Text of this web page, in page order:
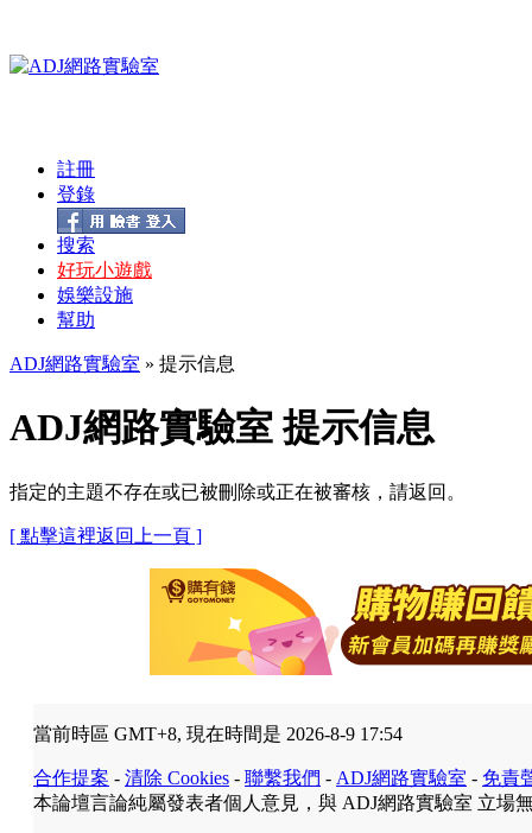
註冊
登錄
搜索
好玩小遊戲
娛樂設施
幫助
ADJ網路實驗室 » 提示信息
ADJ網路實驗室 提示信息
指定的主題不存在或已被刪除或正在被審核，請返回。
[ 點擊這裡返回上一頁 ]
當前時區 GMT+8, 現在時間是 2026-8-9 17:54
合作提案 - 清除 Cookies - 聯繫我們 - ADJ網路實驗室 - 免責
本論壇言論純屬發表者個人意見，與 ADJ網路實驗室 立場